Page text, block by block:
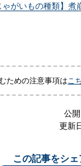
ゃがいもの種類】煮
ための注意事項は こ
公開
更新
この記事